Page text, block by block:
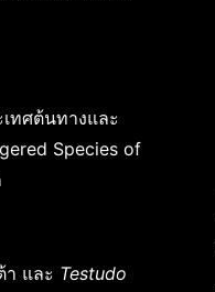
ทศต้นทางและ
Species of
า และ Testudo